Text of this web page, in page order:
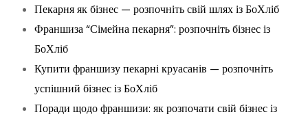
Пекарня як бізнес — розпочніть свій шлях із БоХліб
Франшиза “Сімейна пекарня”: розпочніть бізнес із
БоХліб
Купити франшизу пекарні круасанів — розпочніть
успішний бізнес із БоХліб
Поради щодо франшизи: як розпочати свій бізнес із